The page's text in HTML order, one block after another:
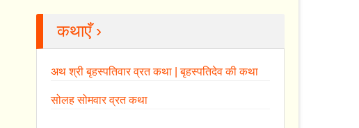
कथाएँ ›
अथ श्री बृहस्पतिवार व्रत कथा | बृहस्पतिदेव की कथा
सोलह सोमवार व्रत कथा